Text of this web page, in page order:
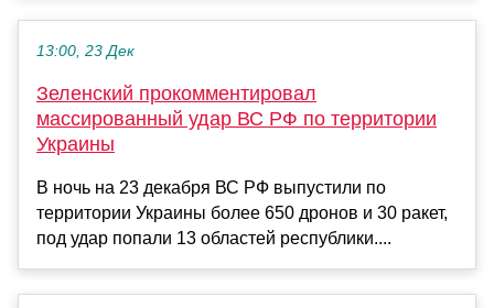
13:00, 23 Дек
Зеленский прокомментировал
массированный удар ВС РФ по территории
Украины
В ночь на 23 декабря ВС РФ выпустили по
территории Украины более 650 дронов и 30 ракет,
под удар попали 13 областей республики....